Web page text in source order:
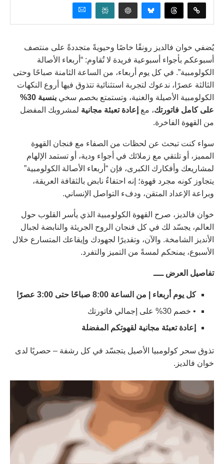
يُضفي خوان فالديز رونقًا خاصًا وحيويةً متجددةً على منتصف
أسبوعكم بأجواء أسبوعية فريدة لا تُقاوم: “أربعاء الأصالة
الكولومبية”. في كل يوم أربعاء، من الساعة الثامنة صباحًا وحتى
الثالثة عصرًا، ندعوك لتجربة استثنائية تتذوق فيها أروع النكهات
الكولومبية الأصيلة والغنية، وتستمتع بخصم سخي
بنسبة 30%
على كامل فاتورتك، مع إعادة تعبئة مجانية لمشروبك المفضل
من القهوة الفاخرة.
سواء كنت تبحث عن لحظات من الصفاء مع فنجان القهوة
المميز، أو تلتقي مع زملائك في أجواء ودية، أو تستمد الإلهام
لمشاريعك وأفكارك الكبرى، فإن “أربعاء الأصالة الكولومبية”
يتجاوز كونه مجرد قهوة؛ إنه احتفاءٌ نابض بالثقافة العريقة،
وبراعة الإعداد المتقن، ودفء التواصل الإنساني.
خوان فالديز، صرح القهوة الكولومبية الذي يأسر القلوب حول
العالم، يجسّد لك في كل فنجان الروح الجريئة والنابضة لجبال
الأنديز الشامخة. والآن، وتقديرًا لجهودك وإيقاعك المتسارع خلال
الأسبوع، يمنحكم لمسةً من التميز والتفرد.
تفاصيل العرض ــــ
كل يوم أربعاء | من الساعة 8:00 صباحًا حتى 3:00 عصرًا
• خصم 30% على إجمالي فاتورتك
إعادة تعبئة مجانية لقهوتكم المفضلة
تذوق سحر كولومبيا الأصيل يتجسّد في كل رشفة – حصريًا لدى
خوان فالديز.